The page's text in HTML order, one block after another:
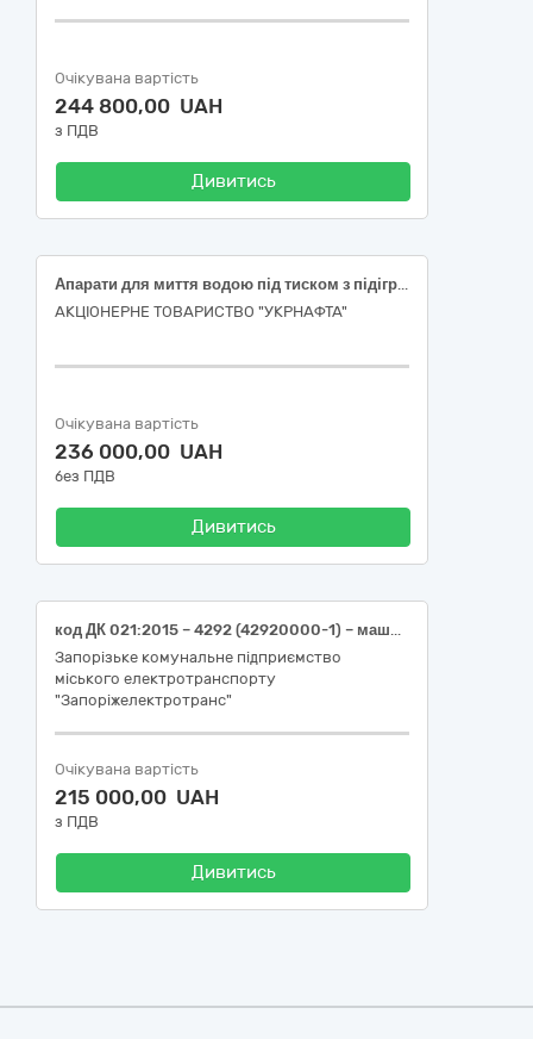
Очікувана вартість
244 800,00 UAH
з ПДВ
Дивитись
Апарати для миття водою під тиском з підігрівом води
АКЦІОНЕРНЕ ТОВАРИСТВО "УКPНAФТА"
Очікувана вартість
236 000,00 UAH
без ПДВ
Дивитись
код ДК 021:2015 – 4292 (42920000-1) – машини для миття пляшок, пакування, зважування та розпилювання (стаціонарний апарат високого тиску HD 13/18-4ST або еквівалент)
Запорізьке комунальне підприємство
міського електротранспорту
"Запоріжелектротранс"
Очікувана вартість
215 000,00 UAH
з ПДВ
Дивитись